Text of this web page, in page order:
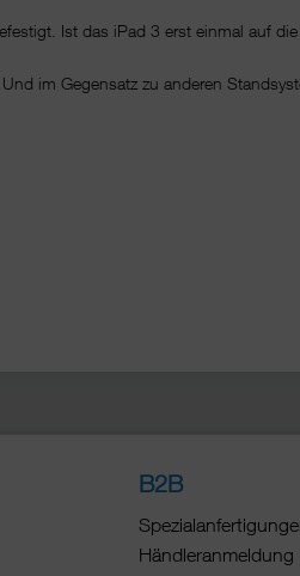
Ist das iPad 3 erst einmal auf
im Gegensatz zu anderen
B2B
Händleranmeldung